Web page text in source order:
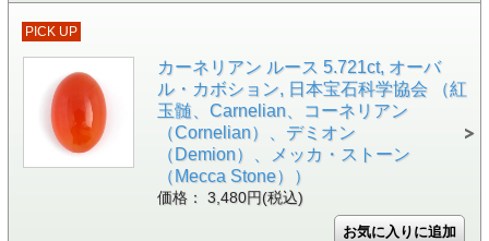
PICK UP
カーネリアン ルース 5.721ct, オーバ
ル・カボション, 日本宝石科学協会 （紅
玉髄、Carnelian、コーネリアン
（Cornelian）、デミオン
（Demion）、メッカ・ストーン
（Mecca Stone））
価格： 3,480円(税込)